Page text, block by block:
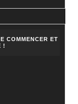
COMMENCER ET
!